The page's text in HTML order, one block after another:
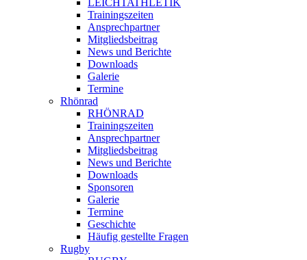
LEICHTATHLETIK
Trainingszeiten
Ansprechpartner
Mitgliedsbeitrag
News und Berichte
Downloads
Galerie
Termine
Rhönrad
RHÖNRAD
Trainingszeiten
Ansprechpartner
Mitgliedsbeitrag
News und Berichte
Downloads
Sponsoren
Galerie
Termine
Geschichte
Häufig gestellte Fragen
Rugby